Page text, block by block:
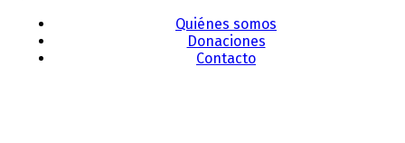
Quiénes somos
Donaciones
Contacto